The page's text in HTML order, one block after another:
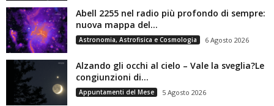
Abell 2255 nel radio più profondo di sempre:
nuova mappa del...
Astronomia, Astrofisica e Cosmologia 6 Agosto 2026
Alzando gli occhi al cielo – Vale la sveglia?Le
congiunzioni di...
Appuntamenti del Mese 5 Agosto 2026